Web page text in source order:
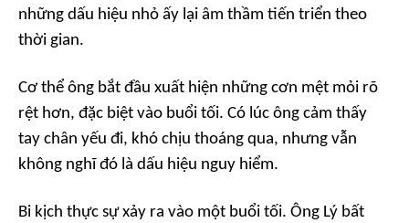
những dấu hiệu nhỏ ấy lại âm thầm tiến triển theo
thời gian.
Cơ thể ông bắt đầu xuất hiện những cơn mệt mỏi rõ
rệt hơn, đặc biệt vào buổi tối. Có lúc ông cảm thấy
tay chân yếu đi, khó chịu thoáng qua, nhưng vẫn
không nghĩ đó là dấu hiệu nguy hiểm.
Bi kịch thực sự xảy ra vào một buổi tối. Ông Lý bất